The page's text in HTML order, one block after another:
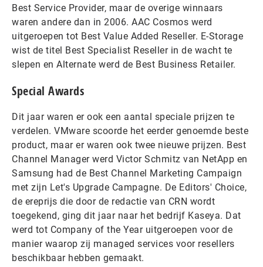
Best Service Provider, maar de overige winnaars
waren andere dan in 2006. AAC Cosmos werd
uitgeroepen tot Best Value Added Reseller. E-Storage
wist de titel Best Specialist Reseller in de wacht te
slepen en Alternate werd de Best Business Retailer.
Special Awards
Dit jaar waren er ook een aantal speciale prijzen te
verdelen. VMware scoorde het eerder genoemde beste
product, maar er waren ook twee nieuwe prijzen. Best
Channel Manager werd Victor Schmitz van NetApp en
Samsung had de Best Channel Marketing Campaign
met zijn Let's Upgrade Campagne. De Editors' Choice,
de ereprijs die door de redactie van CRN wordt
toegekend, ging dit jaar naar het bedrijf Kaseya. Dat
werd tot Company of the Year uitgeroepen voor de
manier waarop zij managed services voor resellers
beschikbaar hebben gemaakt.